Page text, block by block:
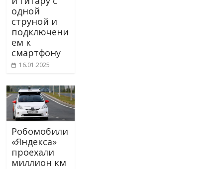
одной
струной и
подключени
ем к
смартфону
16.01.2025
Робомобили
«Яндекса»
проехали
миллион км